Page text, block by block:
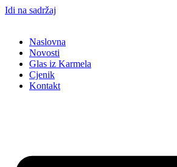
Idi na sadržaj
Naslovna
Novosti
Glas iz Karmela
Cjenik
Kontakt